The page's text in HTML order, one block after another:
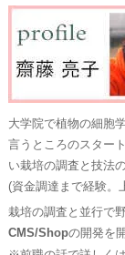
大学院で植物の細胞
言うところのスター
い栽培の調査と技法
(資金調達まで経験。
栽培の調査と並行で
CMS/Shopの開発を